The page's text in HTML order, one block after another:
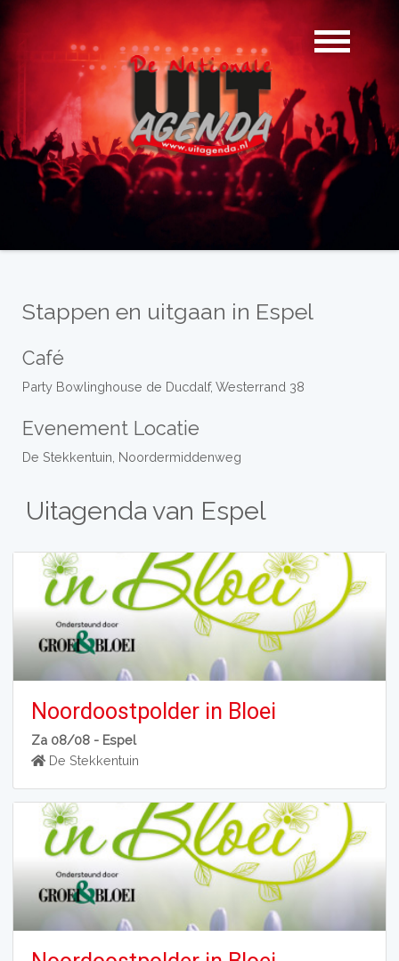
Stappen en uitgaan in Espel
Café
Party Bowlinghouse de Ducdalf, Westerrand 38
Evenement Locatie
De Stekkentuin, Noordermiddenweg
Uitagenda van Espel
Noordoostpolder in Bloei
Za 08/08 - Espel
De Stekkentuin